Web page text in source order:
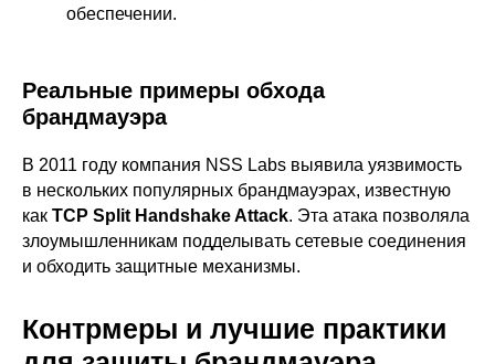
обеспечении.
Реальные примеры обхода
брандмауэра
В 2011 году компания NSS Labs выявила уязвимость
в нескольких популярных брандмауэрах, известную
как TCP Split Handshake Attack. Эта атака позволяла
злоумышленникам подделывать сетевые соединения
и обходить защитные механизмы.
Контрмеры и лучшие практики